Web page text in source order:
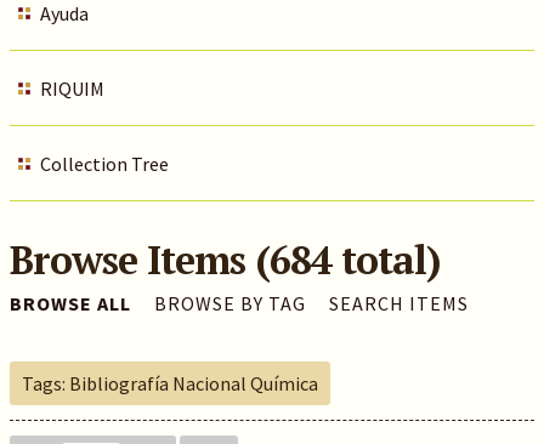
Ayuda
RIQUIM
Collection Tree
Browse Items (684 total)
BROWSE ALL BROWSE BY TAG SEARCH ITEMS
Tags: Bibliografía Nacional Química